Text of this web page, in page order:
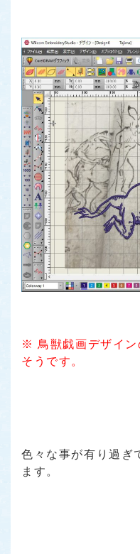
※ 鳥獣戯画デザイン
そうです。
色々な事が有り過ぎ
ます。